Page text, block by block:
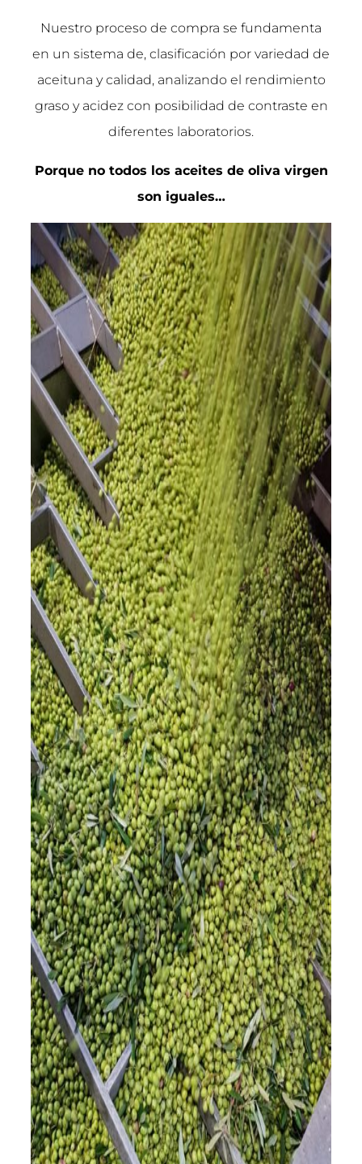
Nuestro proceso de compra se fundamenta
en un sistema de, clasificación por variedad de
aceituna y calidad, analizando el rendimiento
graso y acidez con posibilidad de contraste en
diferentes laboratorios.
Porque no todos los aceites de oliva virgen
son iguales…